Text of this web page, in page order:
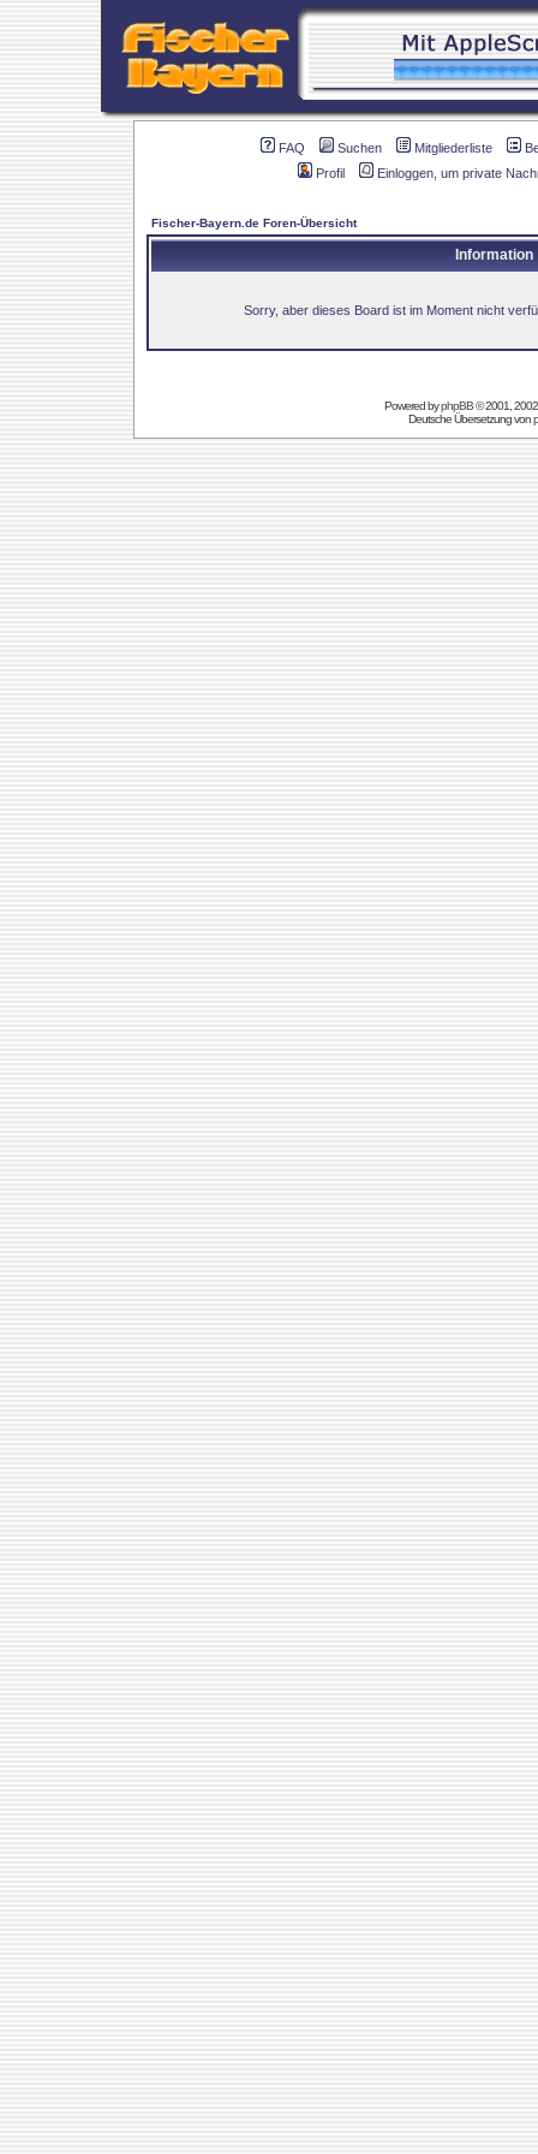
FAQ Suchen Mitgliederliste
Profil
Einloggen, um private
Fischer-Bayern.de Foren-Übersicht
Information
Sorry, aber dieses Board ist im Moment nicht
Powered byphpBB© 2001,
Deutsche Übersetzung von